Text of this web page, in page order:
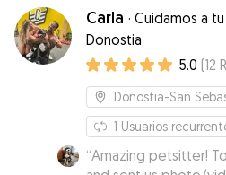
Carla · Cuidamos a
Donostia
5.0 (12
Donostia-San
1 Usuarios
“Amazing petsitter! Took great care of our dog